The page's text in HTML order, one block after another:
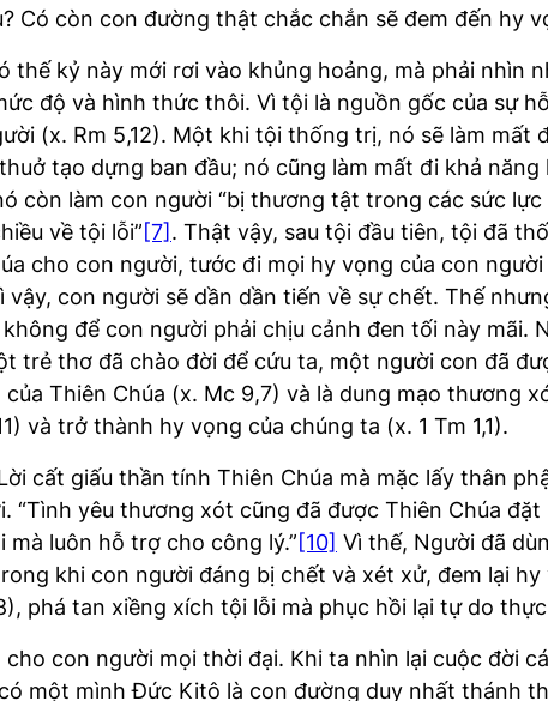
Có còn con đường thật chắc chắn sẽ đem đến hy
thế kỷ này mới rơi vào khủng hoảng, mà phải nhìn
độ và hình thức thôi. Vì tội là nguồn gốc của sự
(x. Rm 5,12). Một khi tội thống trị, nó sẽ làm mất
tạo dựng ban đầu; nó cũng làm mất đi khả
còn làm con người “bị thương tật trong các sức
về tội lỗi”[7]. Thật vậy, sau tội đầu tiên, tội đã
cho con người, tước đi mọi hy vọng của con
vậy, con người sẽ dần dần tiến về sự chết. Thế
để con người phải chịu cảnh đen tối này mãi.
trẻ thơ đã chào đời để cứu ta, một người con đã
Thiên Chúa (x. Mc 9,7) và là dung mạo thương
và trở thành hy vọng của chúng ta (x. 1 Tm 1,1).
cất giấu thần tính Thiên Chúa mà mặc lấy thân
“Tình yêu thương xót cũng đã được Thiên Chúa
luôn hỗ trợ cho công lý.”[10] Vì thế, Người đã
khi con người đáng bị chết và xét xử, đem lại
phá tan xiềng xích tội lỗi mà phục hồi lại tự do
con người mọi thời đại. Khi ta nhìn lại cuộc đời
một mình Đức Kitô là con đường duy nhất thánh